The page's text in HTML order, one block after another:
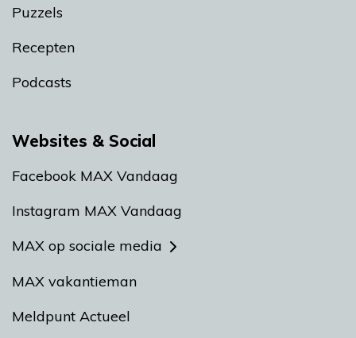
Puzzels
Recepten
Podcasts
Websites & Social
Facebook MAX Vandaag
Instagram MAX Vandaag
MAX op sociale media
MAX vakantieman
Meldpunt Actueel